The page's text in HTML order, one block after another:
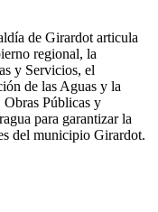
de Girardot articula
regional, la
y Servicios, el
de las Aguas y la
Obras Públicas y
para garantizar la
del municipio Girardot.